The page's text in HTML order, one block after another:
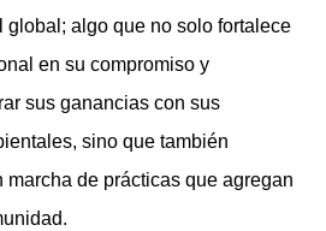
global; algo que no solo fortalece
en su compromiso y
sus ganancias con sus
sino que también
marcha de prácticas que agregan